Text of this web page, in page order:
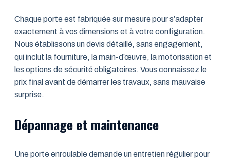
Chaque porte est fabriquée sur mesure pour s’adapter
exactement à vos dimensions et à votre configuration.
Nous établissons un devis détaillé, sans engagement,
qui inclut la fourniture, la main-d’œuvre, la motorisation et
les options de sécurité obligatoires. Vous connaissez le
prix final avant de démarrer les travaux, sans mauvaise
surprise.
Dépannage et maintenance
Une porte enroulable demande un entretien régulier pour